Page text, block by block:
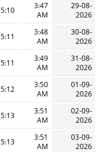
29-08-
2026
3:47
AM
5:10 AM
30-08-
2026
3:48
AM
5:11 AM
31-08-
2026
3:49
AM
5:11 AM
01-09-
2026
3:50
AM
5:12 AM
02-09-
2026
3:51
AM
5:13 AM
03-09-
2026
3:51
AM
5:13 AM